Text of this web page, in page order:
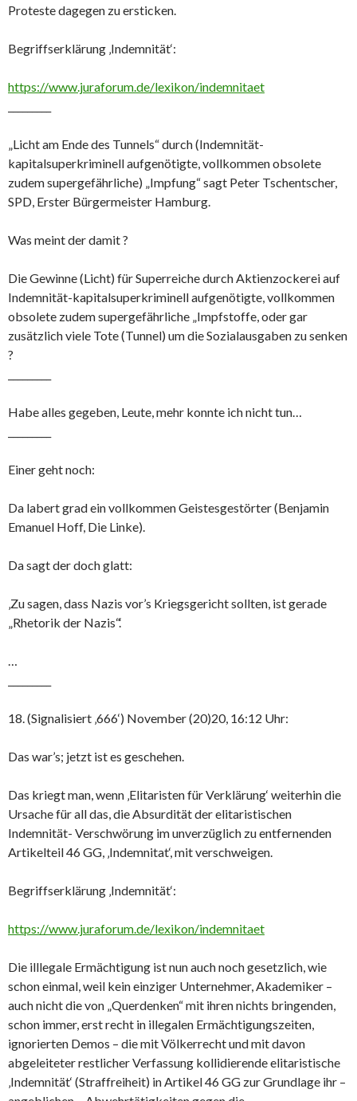
Proteste dagegen zu ersticken.
Begriffserklärung ‚Indemnität‘:
https://www.juraforum.de/lexikon/indemnitaet
„Licht am Ende des Tunnels“ durch (Indemnität-
kapitalsuperkriminell aufgenötigte, vollkommen obsolete
zudem supergefährliche) „Impfung“ sagt Peter Tschentscher,
SPD, Erster Bürgermeister Hamburg.
Was meint der damit ?
Die Gewinne (Licht) für Superreiche durch Aktienzockerei auf
Indemnität-kapitalsuperkriminell aufgenötigte, vollkommen
obsolete zudem supergefährliche „Impfstoffe, oder gar
zusätzlich viele Tote (Tunnel) um die Sozialausgaben zu senken
?
Habe alles gegeben, Leute, mehr konnte ich nicht tun…
Einer geht noch:
Da labert grad ein vollkommen Geistesgestörter (Benjamin
Emanuel Hoff, Die Linke).
Da sagt der doch glatt:
‚Zu sagen, dass Nazis vor’s Kriegsgericht sollten, ist gerade
„Rhetorik der Nazis“.‘
…
18. (Signalisiert ‚666‘) November (20)20, 16:12 Uhr:
Das war’s; jetzt ist es geschehen.
Das kriegt man, wenn ‚Elitaristen für Verklärung‘ weiterhin die
Ursache für all das, die Absurdität der elitaristischen
Indemnität- Verschwörung im unverzüglich zu entfernenden
Artikelteil 46 GG, ‚Indemnitat‘, mit verschweigen.
Begriffserklärung ‚Indemnität‘:
https://www.juraforum.de/lexikon/indemnitaet
Die illlegale Ermächtigung ist nun auch noch gesetzlich, wie
schon einmal, weil kein einziger Unternehmer, Akademiker –
auch nicht die von „Querdenken“ mit ihren nichts bringenden,
schon immer, erst recht in illegalen Ermächtigungszeiten,
ignorierten Demos – die mit Völkerrecht und mit davon
abgeleiteter restlicher Verfassung kollidierende elitaristische
‚Indemnität‘ (Straffreiheit) in Artikel 46 GG zur Grundlage ihr –